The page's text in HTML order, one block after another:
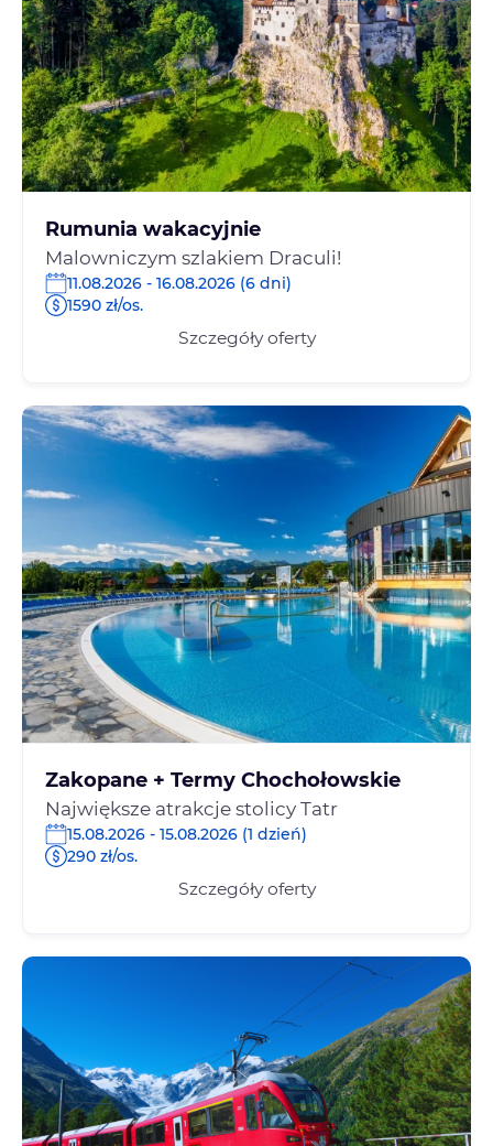
Rumunia wakacyjnie
Malowniczym szlakiem Draculi!
11.08.2026 - 16.08.2026 (6 dni)
1590 zł/os.
Szczegóły oferty
Zakopane + Termy Chochołowskie
Największe atrakcje stolicy Tatr
15.08.2026 - 15.08.2026 (1 dzień)
290 zł/os.
Szczegóły oferty